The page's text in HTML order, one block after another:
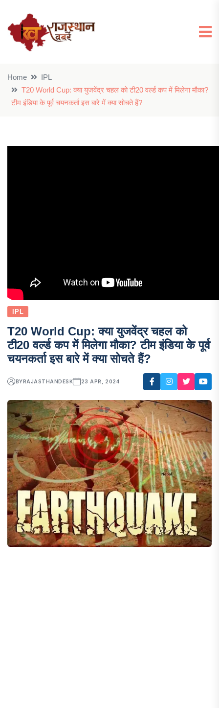
Home
IPL
T20 World Cup: क्या युजवेंद्र चहल को टी20 वर्ल्ड कप में मिलेगा मौका?
टीम इंडिया के पूर्व चयनकर्ता इस बारे में क्या सोचते हैं?
IPL
T20 World Cup: क्या युजवेंद्र चहल को
टी20 वर्ल्ड कप में मिलेगा मौका? टीम इंडिया के पूर्व
चयनकर्ता इस बारे में क्या सोचते हैं?
BY RAJASTHANDESK 23 APR, 2024